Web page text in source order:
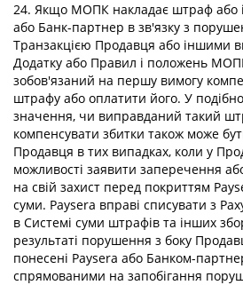
24. Якщо МОПК накладає штраф або
або Банк-партнер в зв'язку з
Транзакцією Продавця або іншими
Додатку або Правил і положень
зобов'язаний на першу вимогу
штрафу або оплатити його. У
значення, чи виправданий такий
компенсувати збитки також може
Продавця в тих випадках, коли у
можливості заявити заперечення
на свій захист перед покриттям
суми. Paysera вправі списувати з
в Системі суми штрафів та інших
результаті порушення з боку
понесені Paysera або Банком-
спрямованими на запобігання